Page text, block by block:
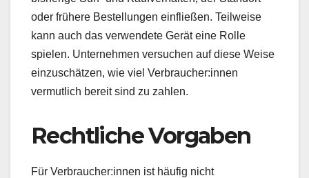
oder frühere Bestellungen einfließen. Teilweise
kann auch das verwendete Gerät eine Rolle
spielen. Unternehmen versuchen auf diese Weise
einzuschätzen, wie viel Verbraucher:innen
vermutlich bereit sind zu zahlen.
Rechtliche Vorgaben
Für Verbraucher:innen ist häufig nicht